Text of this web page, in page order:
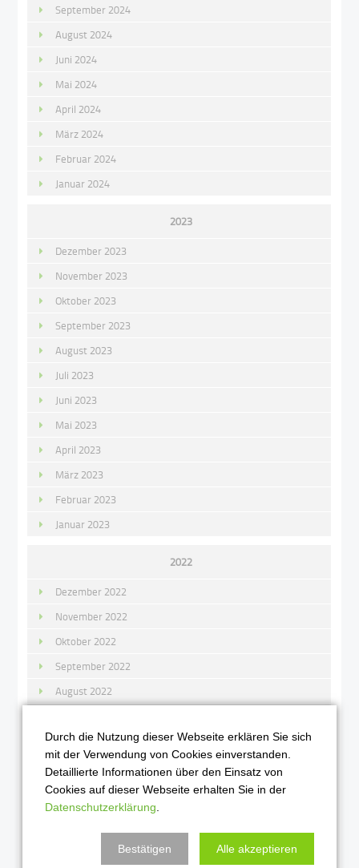
September 2024
August 2024
Juni 2024
Mai 2024
April 2024
März 2024
Februar 2024
Januar 2024
2023
Dezember 2023
November 2023
Oktober 2023
September 2023
August 2023
Juli 2023
Juni 2023
Mai 2023
April 2023
März 2023
Februar 2023
Januar 2023
2022
Dezember 2022
November 2022
Oktober 2022
September 2022
August 2022
Juni 2022
Mai 2022
April 2022
März 2022
Januar 2022
Durch die Nutzung dieser Webseite erklären Sie sich
mit der Verwendung von Cookies einverstanden.
Detaillierte Informationen über den Einsatz von
Cookies auf dieser Webseite erhalten Sie in der
Datenschutzerklärung
Bestätigen Alle akzeptieren